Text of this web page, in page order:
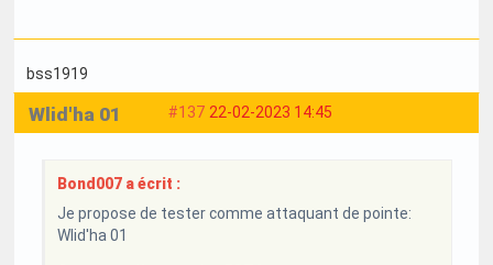
bss1919
#137 22-02-2023 14:45
Wlid'ha 01
Bond007 a écrit :
Je propose de tester comme attaquant de pointe:
Wlid'ha 01